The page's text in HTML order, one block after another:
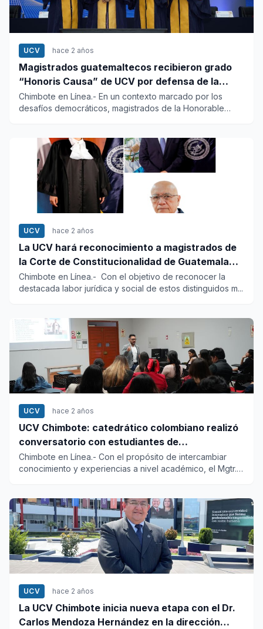
UCV hace 2 años
Magistrados guatemaltecos recibieron grado
“Honoris Causa” de UCV por defensa de la
democracia y justicia en su país
Chimbote en Línea.- En un contexto marcado por los
desafíos democráticos, magistrados de la Honorable
UCV hace 2 años
La UCV hará reconocimiento a magistrados de
la Corte de Constitucionalidad de Guatemala
por defender la democracia y justicia en su país
Chimbote en Línea.- Con el objetivo de reconocer la
destacada labor jurídica y social de estos distinguidos m...
UCV hace 2 años
UCV Chimbote: catedrático colombiano realizó
conversatorio con estudiantes de
comunicaciones
Chimbote en Línea.- Con el propósito de intercambiar
conocimiento y experiencias a nivel académico, el Mgtr.
UCV hace 2 años
La UCV Chimbote inicia nueva etapa con el Dr.
Carlos Mendoza Hernández en la dirección